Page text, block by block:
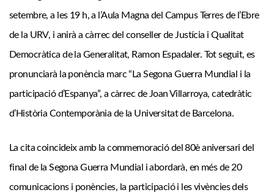
setembre, a les 19 h, a l’Aula Magna del Campus Terres de l’Ebre
de la URV, i anirà a càrrec del conseller de Justícia i Qualitat
Democràtica de la Generalitat, Ramon Espadaler. Tot seguit, es
pronunciarà la ponència marc “La Segona Guerra Mundial i la
participació d’Espanya”, a càrrec de Joan Villarroya, catedràtic
d’Història Contemporània de la Universitat de Barcelona.
La cita coincideix amb la commemoració del 80è aniversari del
final de la Segona Guerra Mundial i abordarà, en més de 20
comunicacions i ponències, la participació i les vivències dels